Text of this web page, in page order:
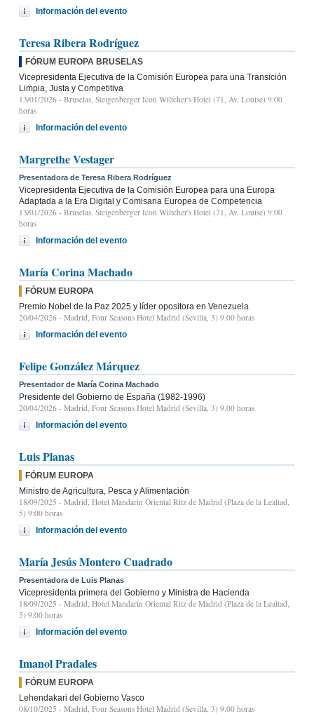
Información del evento
Teresa Ribera Rodríguez
FÓRUM EUROPA BRUSELAS
Vicepresidenta Ejecutiva de la Comisión Europea para una Transición
Limpia, Justa y Competitiva
13/01/2026 - Bruselas, Steigenberger Icon Wiltcher's Hotel (71, Av. Louise) 9:00
horas
Información del evento
Margrethe Vestager
Presentadora de Teresa Ribera Rodríguez
Vicepresidenta Ejecutiva de la Comisión Europea para una Europa
Adaptada a la Era Digital y Comisaria Europea de Competencia
13/01/2026 - Bruselas, Steigenberger Icon Wiltcher's Hotel (71, Av. Louise) 9:00
horas
Información del evento
María Corina Machado
FÓRUM EUROPA
Premio Nobel de la Paz 2025 y líder opositora en Venezuela
20/04/2026 - Madrid, Four Seasons Hotel Madrid (Sevilla, 3) 9.00 horas
Información del evento
Felipe González Márquez
Presentador de María Corina Machado
Presidente del Gobierno de España (1982-1996)
20/04/2026 - Madrid, Four Seasons Hotel Madrid (Sevilla, 3) 9.00 horas
Información del evento
Luis Planas
FÓRUM EUROPA
Ministro de Agricultura, Pesca y Alimentación
18/09/2025 - Madrid, Hotel Mandarin Oriental Ritz de Madrid (Plaza de la Lealtad,
5) 9:00 horas
Información del evento
María Jesús Montero Cuadrado
Presentadora de Luis Planas
Vicepresidenta primera del Gobierno y Ministra de Hacienda
18/09/2025 - Madrid, Hotel Mandarin Oriental Ritz de Madrid (Plaza de la Lealtad,
5) 9:00 horas
Información del evento
Imanol Pradales
FÓRUM EUROPA
Lehendakari del Gobierno Vasco
08/10/2025 - Madrid, Four Seasons Hotel Madrid (Sevilla, 3) 9.00 horas